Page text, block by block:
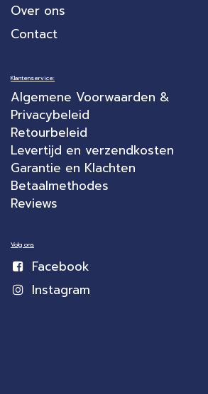
Over ons
Contact
Klantenservice:
Algemene Voorwaarden &
Privacybeleid
Retourbeleid
Levertijd en verzendkosten
Garantie en Klachten
Betaalmethodes
Reviews
Volg ons
Facebook
Instagram